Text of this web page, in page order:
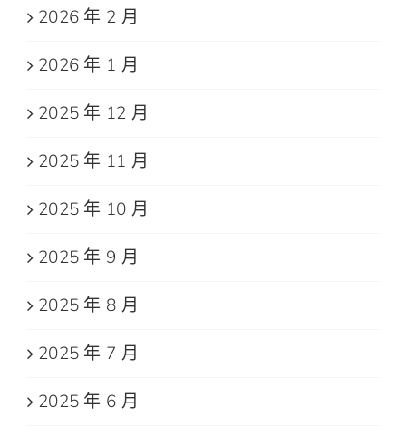
2026 年 2 月
2026 年 1 月
2025 年 12 月
2025 年 11 月
2025 年 10 月
2025 年 9 月
2025 年 8 月
2025 年 7 月
2025 年 6 月